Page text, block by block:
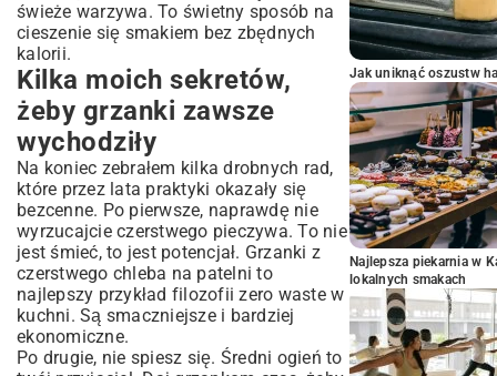
świeże warzywa. To świetny sposób na
cieszenie się smakiem bez zbędnych
kalorii.
Kilka moich sekretów,
żeby grzanki zawsze
wychodziły
Na koniec zebrałem kilka drobnych rad,
które przez lata praktyki okazały się
bezcenne. Po pierwsze, naprawdę nie
wyrzucajcie czerstwego pieczywa. To nie
jest śmieć, to jest potencjał. Grzanki z
czerstwego chleba na patelni to
najlepszy przykład filozofii zero waste w
kuchni. Są smaczniejsze i bardziej
ekonomiczne.
Po drugie, nie spiesz się. Średni ogień to
Jak uniknąć oszustw
Najlepsza piekarnia w
lokalnych smakach